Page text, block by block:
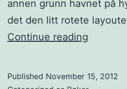
annen grunn havnet på
det den litt rotete
Continue reading
g
Published November 15, 2012